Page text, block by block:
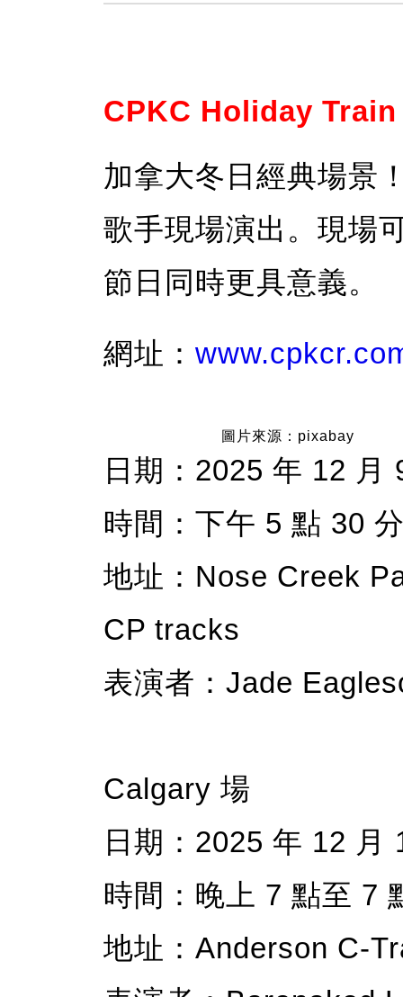
CPKC Holiday Train
加拿大冬日經典場景
歌手現場演出。現場
節日同時更具意義。
網址：
圖片來源：pixabay
日期：2025 年 12 月
時間：下午 5 點 30
地址：Nose Creek
CP tracks
表演者：Jade
Calgary 場
日期：2025 年 12 月
時間：晚上 7 點至 7
地址：Anderson C-